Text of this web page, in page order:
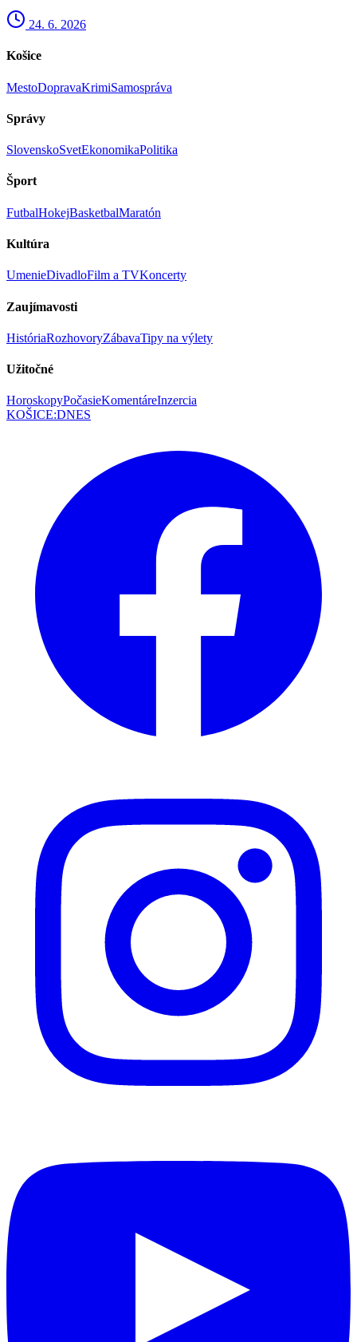
24. 6. 2026
Košice
MestoDopravaKrimiSamospráva
Správy
SlovenskoSvetEkonomikaPolitika
Šport
FutbalHokejBasketbalMaratón
Kultúra
UmenieDivadloFilm a TVKoncerty
Zaujímavosti
HistóriaRozhovoryZábavaTipy na výlety
Užitočné
HoroskopyPočasieKomentáreInzercia
KOŠICE:DNES